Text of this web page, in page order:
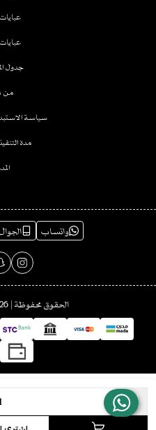
جدول
من
سياسة
مدة
واتساب الجوال
الحقوق محفوظة | 2026